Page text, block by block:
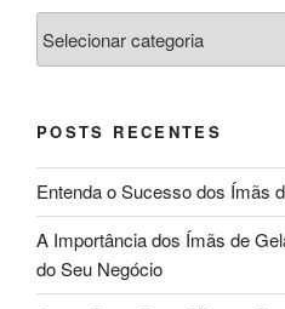
POSTS RECENTES
Entenda o Sucesso dos Ímãs
A Importância dos Ímãs de
do Seu Negócio